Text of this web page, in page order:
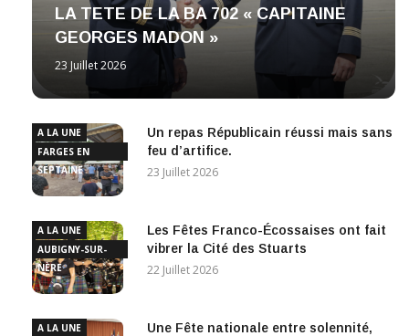
LA TETE DE LA BA 702 « CAPITAINE
GEORGES MADON »
23 Juillet 2026
A LA UNE
FARGES EN
SEPTAINE
Un repas Républicain réussi mais sans
feu d’artifice.
23 Juillet 2026
A LA UNE
AUBIGNY-SUR-
NÈRE
Les Fêtes Franco-Écossaises ont fait
vibrer la Cité des Stuarts
22 Juillet 2026
A LA UNE
Une Fête nationale entre solennité,